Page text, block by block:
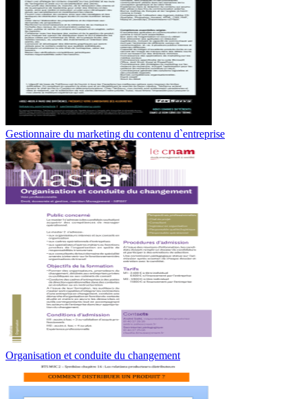
Gestionnaire du marketing du contenu d`entreprise
Organisation et conduite du changement